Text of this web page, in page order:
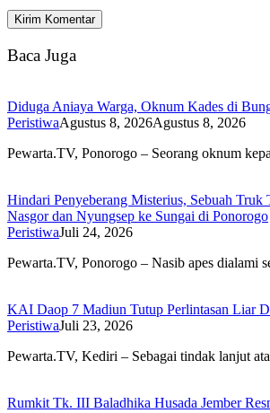
Baca Juga
Diduga Aniaya Warga, Oknum Kades di
PeristiwaAgustus 8, 2026Agustus 8, 2026
Pewarta.TV, Ponorogo – Seorang oknum
Hindari Penyeberang Misterius, Sebuah Truk
Nasgor dan Nyungsep ke Sungai di Ponorogo
PeristiwaJuli 24, 2026
Pewarta.TV, Ponorogo – Nasib apes dialami
KAI Daop 7 Madiun Tutup Perlintasan Liar
PeristiwaJuli 23, 2026
Pewarta.TV, Kediri – Sebagai tindak lanjut
Rumkit Tk. III Baladhika Husada Jember